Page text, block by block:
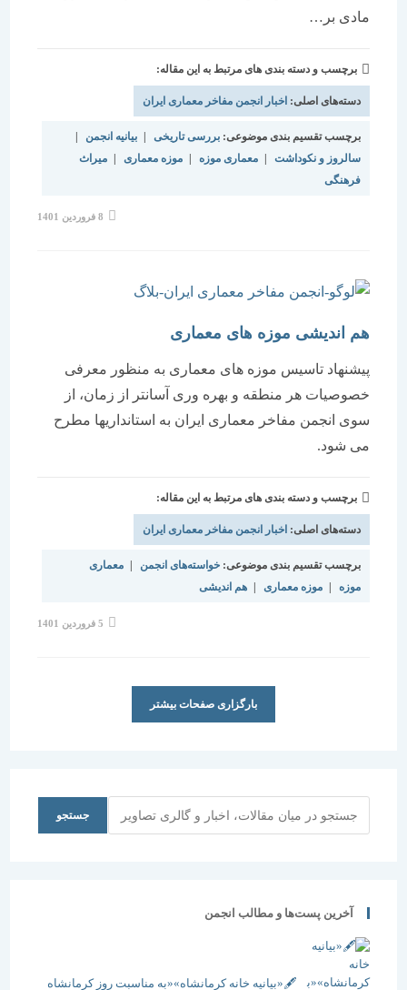
مادی بر…
برچسب و دسته بندی های مرتبط به این مقاله:
دسته‌های اصلی:اخبار انجمن مفاخر معماری ایران
برچسب تقسیم بندی موضوعی:بررسی تاریخی | بیانیه انجمن
سالروز و نکوداشت | معماری موزه | موزه معماری | میراث
فرهنگی
هم اندیشی موزه های معماری
پیشنهاد تاسیس موزه های معماری به منظور معرفی
خصوصیات هر منطقه و بهره وری آسانتر از زمان، از
سوی انجمن مفاخر معماری ایران به استانداریها مطرح
می شود.
برچسب و دسته بندی های مرتبط به این مقاله:
دسته‌های اصلی:اخبار انجمن مفاخر معماری ایران
برچسب تقسیم بندی موضوعی:خواسته‌های انجمن
معماری
موزه معماری | هم اندیشی
بارگزاری صفحات بیشتر
جستجو
آخرین پست‌ها و مطالب انجمن
🖋️«بیانیه خانه کرمانشاه»«به مناسبت روز کرمانشاه